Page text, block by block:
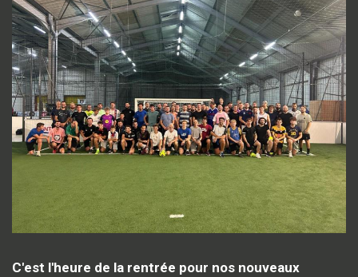
C'est l'heure de la rentrée pour nos nouveaux